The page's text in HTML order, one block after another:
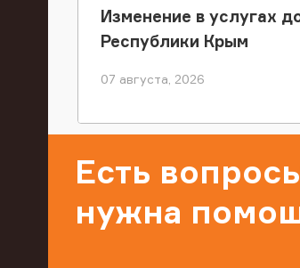
Изменение в услугах
Республики Крым
07 августа, 2026
Есть
нужна